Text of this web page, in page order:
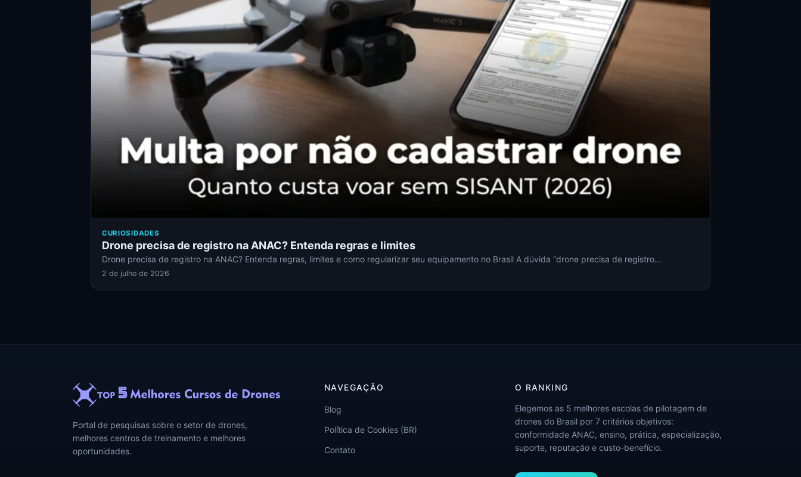
CURIOSIDADES
Drone precisa de registro na ANAC? Entenda regras e limites
Drone precisa de registro na ANAC? Entenda regras, limites e como regularizar seu equipamento no Brasil A dúvida “drone precisa de registro…
2 de julho de 2026
Portal de pesquisas sobre o setor de drones,
melhores centros de treinamento e melhores
oportunidades.
NAVEGAÇÃO
Blog
Política de Cookies (BR)
Contato
O RANKING
Elegemos as 5 melhores escolas de pilotagem de
drones do Brasil por 7 critérios objetivos:
conformidade ANAC, ensino, prática, especialização,
suporte, reputação e custo-benefício.